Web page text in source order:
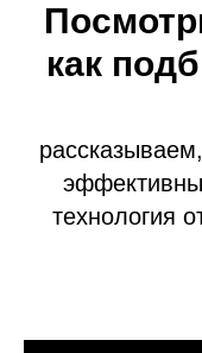
как
технология